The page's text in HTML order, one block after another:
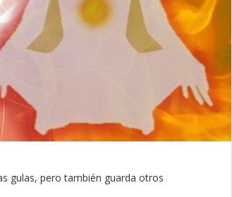
gulas, pero también guarda otros